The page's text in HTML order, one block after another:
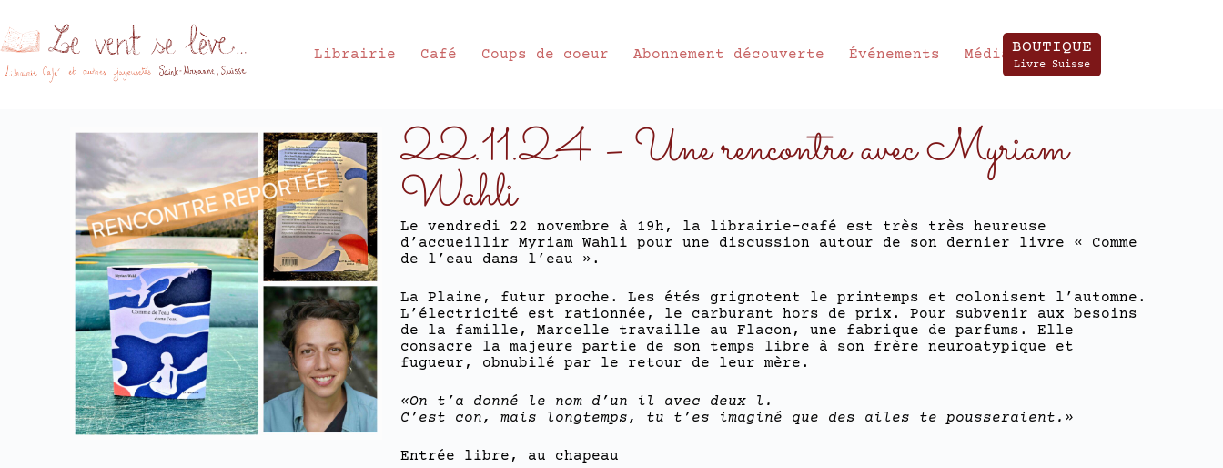
Librairie Café Coups de coeur Abonnement découverte Événements Média BOUTIQUE
Livre Suisse
22.11.24 – Une rencontre avec Myriam
Wahli
Le vendredi 22 novembre à 19h, la librairie-café est très très heureuse
d’accueillir Myriam Wahli pour une discussion autour de son dernier livre « Comme
de l’eau dans l’eau ».
La Plaine, futur proche. Les étés grignotent le printemps et colonisent l’automne.
L’électricité est rationnée, le carburant hors de prix. Pour subvenir aux besoins
de la famille, Marcelle travaille au Flacon, une fabrique de parfums. Elle
consacre la majeure partie de son temps libre à son frère neuroatypique et
fugueur, obnubilé par le retour de leur mère.
«On t’a donné le nom d’un il avec deux l.
C’est con, mais longtemps, tu t’es imaginé que des ailes te pousseraient.»
Entrée libre, au chapeau